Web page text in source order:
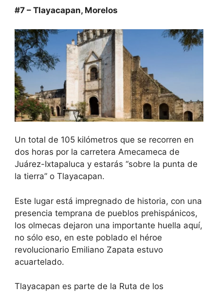
#7 – Tlayacapan, Morelos
Un total de 105 kilómetros que se recorren en
dos horas por la carretera Amecameca de
Juárez-Ixtapaluca y estarás “sobre la punta de
la tierra” o Tlayacapan.
Este lugar está impregnado de historia, con una
presencia temprana de pueblos prehispánicos,
los olmecas dejaron una importante huella aquí,
no sólo eso, en este poblado el héroe
revolucionario Emiliano Zapata estuvo
acuartelado.
Tlayacapan es parte de la Ruta de los